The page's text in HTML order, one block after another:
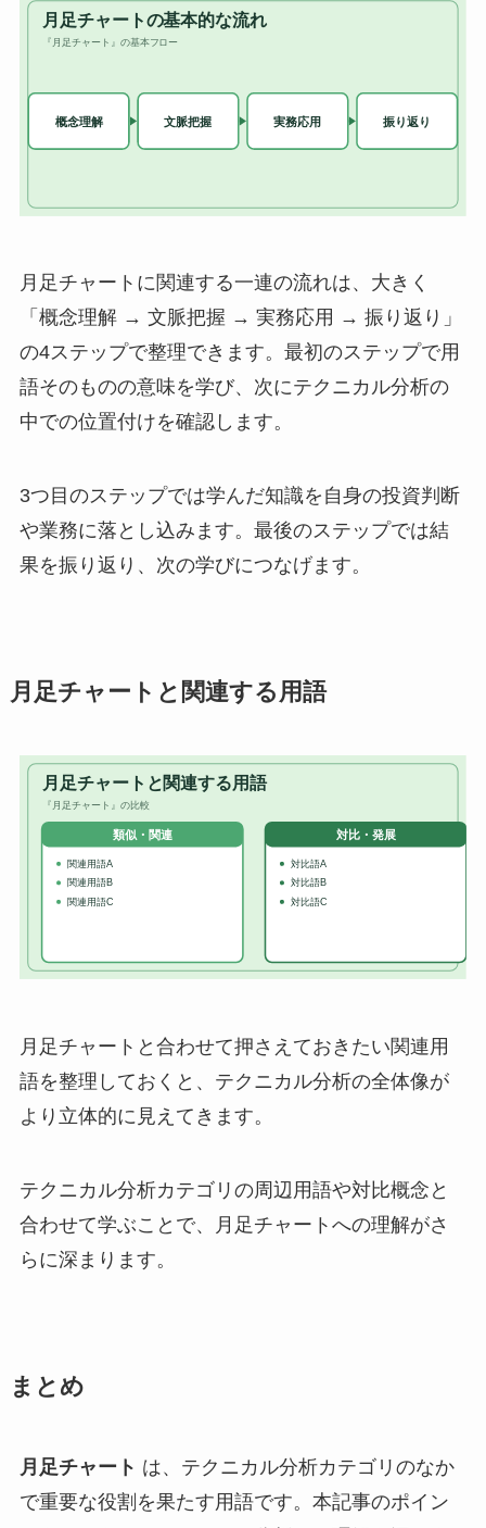
月足チャートに関連する一連の流れは、大きく
「概念理解 → 文脈把握 → 実務応用 → 振り返り」
の4ステップで整理できます。最初のステップで用
語そのものの意味を学び、次にテクニカル分析の
中での位置付けを確認します。
3つ目のステップでは学んだ知識を自身の投資判断
や業務に落とし込みます。最後のステップでは結
果を振り返り、次の学びにつなげます。
月足チャートと関連する用語
月足チャートと合わせて押さえておきたい関連用
語を整理しておくと、テクニカル分析の全体像が
より立体的に見えてきます。
テクニカル分析カテゴリの周辺用語や対比概念と
合わせて学ぶことで、月足チャートへの理解がさ
らに深まります。
まとめ
月足チャート は、テクニカル分析カテゴリのなか
で重要な役割を果たす用語です。本記事のポイン